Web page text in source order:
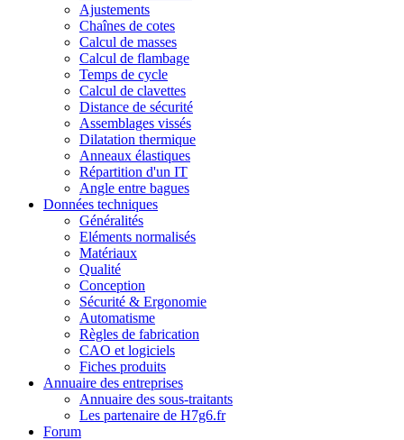
Ajustements
Chaînes de cotes
Calcul de masses
Calcul de flambage
Temps de cycle
Calcul de clavettes
Distance de sécurité
Assemblages vissés
Dilatation thermique
Anneaux élastiques
Répartition d'un IT
Angle entre bagues
Données techniques
Généralités
Eléments normalisés
Matériaux
Qualité
Conception
Sécurité & Ergonomie
Automatisme
Règles de fabrication
CAO et logiciels
Fiches produits
Annuaire des entreprises
Annuaire des sous-traitants
Les partenaire de H7g6.fr
Forum